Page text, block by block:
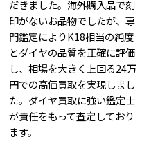
だきました。海外購入品で刻
印がないお品物でしたが、専
門鑑定によりK18相当の純度
とダイヤの品質を正確に評価
し、相場を大きく上回る24万
円での高価買取を実現しまし
た。ダイヤ買取に強い鑑定士
が責任をもって査定しており
ます。